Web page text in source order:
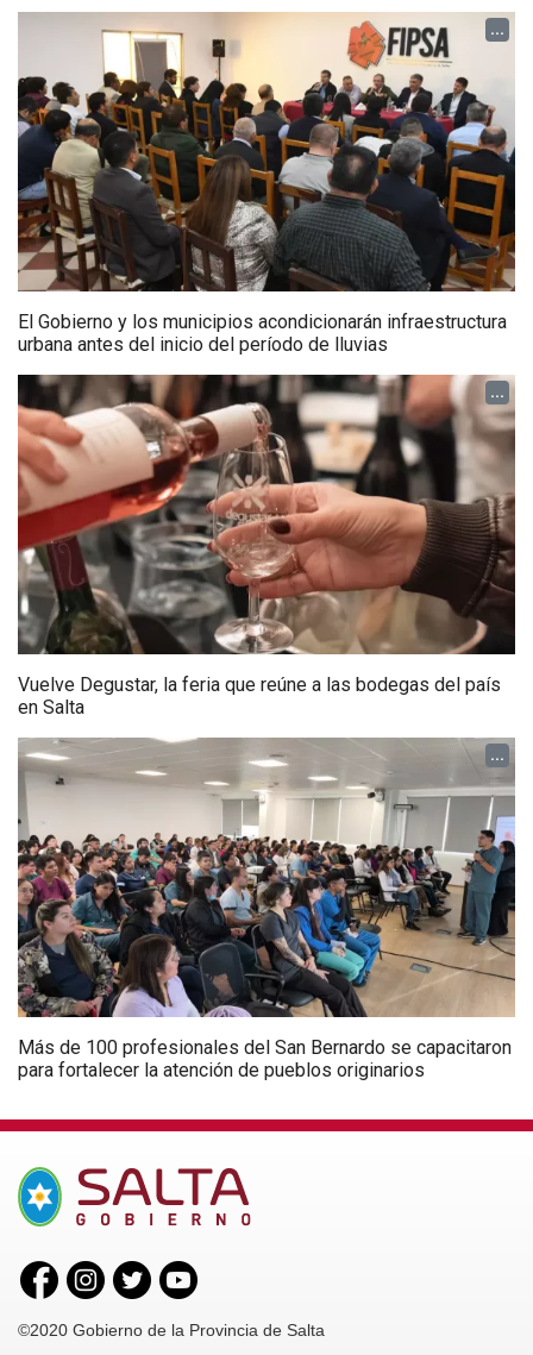
...
El Gobierno y los municipios acondicionarán infraestructura
urbana antes del inicio del período de lluvias
...
Vuelve Degustar, la feria que reúne a las bodegas del país
en Salta
...
Más de 100 profesionales del San Bernardo se capacitaron
para fortalecer la atención de pueblos originarios
©2020 Gobierno de la Provincia de Salta